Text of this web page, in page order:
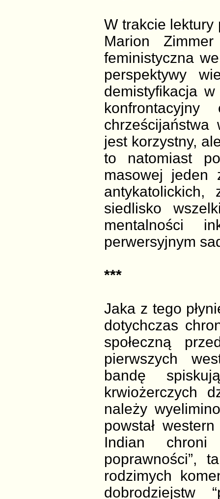
W trakcie lektury
Marion
feministyczna
perspektywy
demistyfikacja
chrześcijaństwa
jest korzystny,
to natomiast
masowej jeden
siedlisko
mentalności
perwersyjnym
***
Jaka z tego
dotychczas
społeczną
pierwszych
bandę
krwiożerczych
należy
powstał
Indian chroni
poprawności”,
rodzimych
dobrodziejstw